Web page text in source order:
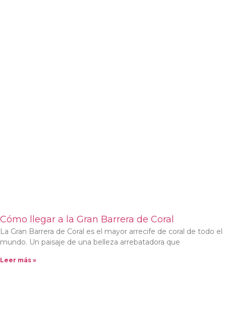
Cómo llegar a la Gran Barrera de Coral
La Gran Barrera de Coral es el mayor arrecife de coral de todo el
mundo. Un paisaje de una belleza arrebatadora que
Leer más »